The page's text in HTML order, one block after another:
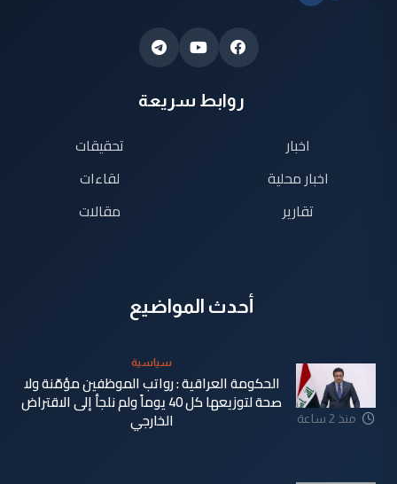
روابط سريعة
اخبار
اخبار محلية
تقارير
تحقيقات
لقاءات
مقالات
أحدث المواضيع
منذ 2 ساعة
سياسية
الحكومة العراقية : رواتب الموظفين مؤمّنة ولا
صحة لتوزيعها كل 40 يوماً ولم نلجأ إلى الاقتراض
الخارجي